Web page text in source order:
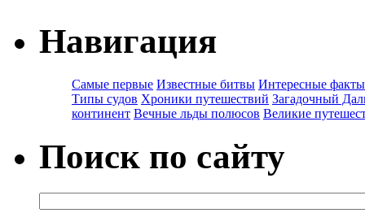
Навигация
Самые первые Известные битвы Интересные факты
Типы судов Хроники путешествий Загадочный
континент Вечные льды полюсов Великие
Поиск по сайту